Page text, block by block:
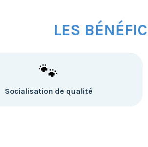
LES
🐾
Socialisation de qualité